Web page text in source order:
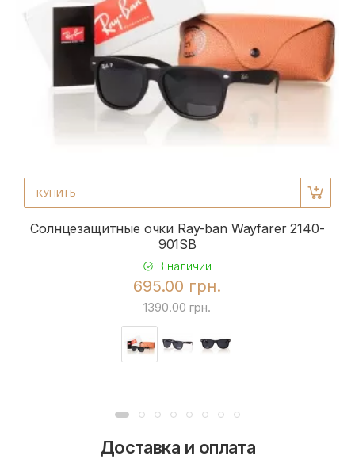
КУПИТЬ
Солнцезащитные очки Ray-ban Wayfarer 2140-
901SB
В наличии
695.00 грн.
1390.00 грн.
Доставка и оплата